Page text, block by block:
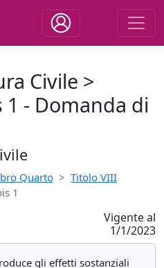
Civile >
- Domanda di
Quarto
Titolo VIII
1
Vigente al
1/1/2023
gli effetti sostanziali